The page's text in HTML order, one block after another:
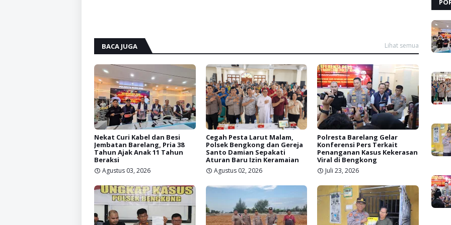
BACA JUGA Lihat semua
Nekat Curi Kabel dan Besi
Jembatan Barelang, Pria 38
Tahun Ajak Anak 11 Tahun
Beraksi
Agustus 03, 2026
Cegah Pesta Larut Malam,
Polsek Bengkong dan Gereja
Santo Damian Sepakati
Aturan Baru Izin Keramaian
Agustus 02, 2026
Polresta Barelang Gelar
Konferensi Pers Terkait
Penanganan Kasus Kekerasan
Viral di Bengkong
Juli 23, 2026